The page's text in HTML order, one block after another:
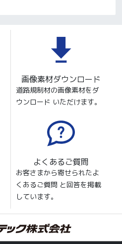
画像素材ダウンロード
道路規制材の画像素材をダ
ウンロード いただけます。
よくあるご質問
お客さまから寄せられたよ
くあるご質問 と回答を掲載
しています。